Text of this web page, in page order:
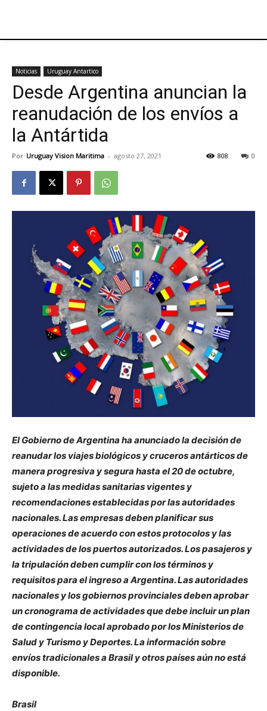
Noticias Uruguay Antartico
Desde Argentina anuncian la
reanudación de los envíos a
la Antártida
Por Uruguay Vision Maritima - agosto 27, 2021 0
808
El Gobierno de Argentina ha anunciado la decisión de
reanudar los viajes biológicos y cruceros antárticos de
manera progresiva y segura hasta el 20 de octubre,
sujeto a las medidas sanitarias vigentes y
recomendaciones establecidas por las autoridades
nacionales. Las empresas deben planificar sus
operaciones de acuerdo con estos protocolos y las
actividades de los puertos autorizados. Los pasajeros y
la tripulación deben cumplir con los términos y
requisitos para el ingreso a Argentina. Las autoridades
nacionales y los gobiernos provinciales deben aprobar
un cronograma de actividades que debe incluir un plan
de contingencia local aprobado por los Ministerios de
Salud y Turismo y Deportes. La información sobre
envíos tradicionales a Brasil y otros países aún no está
disponible.
Brasil